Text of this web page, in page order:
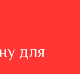
для